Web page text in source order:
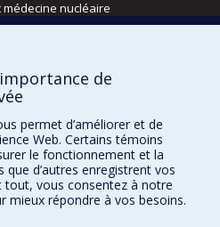
nucléaire
l’activité physique
de
permet d’améliorer et de
Web. Certains témoins
le fonctionnement et la
que d’autres enregistrent vos
tout, vous consentez à notre
mieux répondre à vos besoins.